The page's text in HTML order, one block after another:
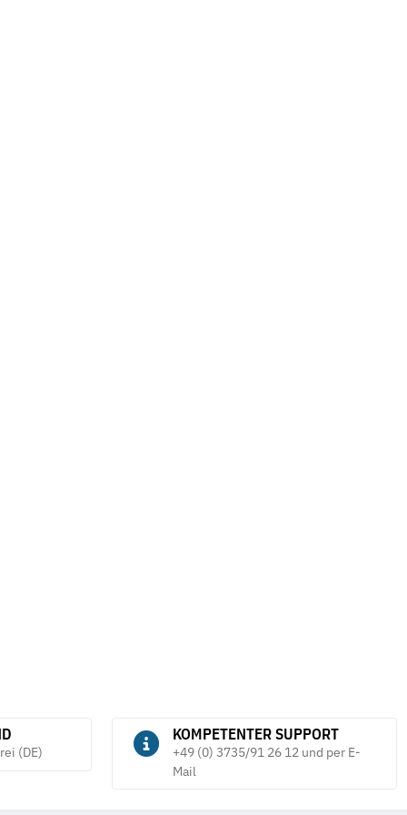
(DE)
KOMPETENTER SUPPORT
+49 (0) 3735/91 26 12 und per E-
Mail